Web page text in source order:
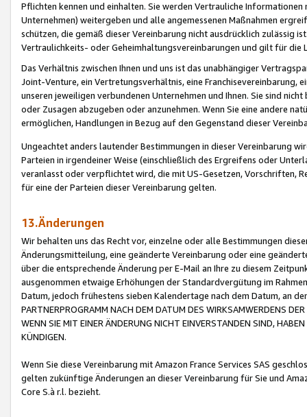
Pflichten kennen und einhalten. Sie werden Vertrauliche
Unternehmen) weitergeben und alle angemessenen Maßnahmen
schützen, die gemäß dieser Vereinbarung nicht ausdrücklich zulässig
Vertraulichkeits- oder Geheimhaltungsvereinbarungen und gilt für die
Das Verhältnis zwischen Ihnen und uns ist das unabhängiger
Joint-Venture, ein Vertretungsverhältnis, eine Franchisevereinbarung,
unseren jeweiligen verbundenen Unternehmen und Ihnen. Sie sind
oder Zusagen abzugeben oder anzunehmen. Wenn Sie eine andere
ermöglichen, Handlungen in Bezug auf den Gegenstand dieser
Ungeachtet anders lautender Bestimmungen in dieser Vereinbarung
Parteien in irgendeiner Weise (einschließlich des Ergreifens oder
veranlasst oder verpflichtet wird, die mit US-Gesetzen, Vorschriften,
für eine der Parteien dieser Vereinbarung gelten.
13.Änderungen
Wir behalten uns das Recht vor, einzelne oder alle Bestimmungen
Änderungsmitteilung, eine geänderte Vereinbarung oder eine
über die entsprechende Änderung per E-Mail an Ihre zu diesem
ausgenommen etwaige Erhöhungen der Standardvergütung im
Datum, jedoch frühestens sieben Kalendertage nach dem Datum, an
PARTNERPROGRAMM NACH DEM DATUM DES WIRKSAMWERDENS
WENN SIE MIT EINER ÄNDERUNG NICHT EINVERSTANDEN SIND,
KÜNDIGEN.
Wenn Sie diese Vereinbarung mit Amazon France Services SAS
gelten zukünftige Änderungen an dieser Vereinbarung für Sie und
Core S.à r.l. bezieht.